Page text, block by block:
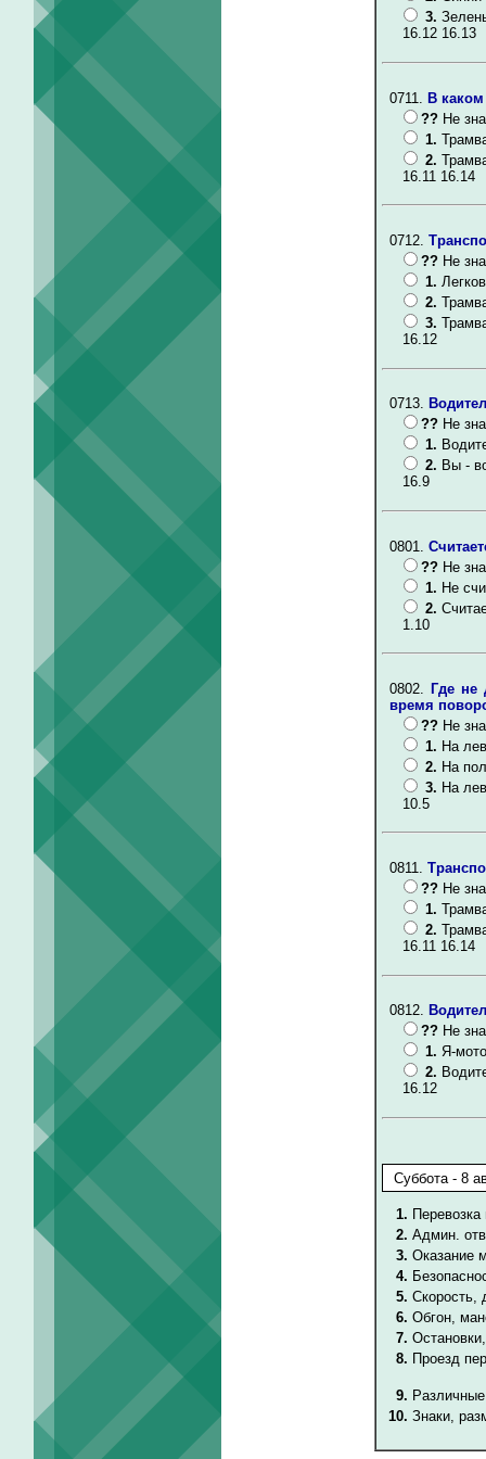
3.
16.12 16.13
0711. В каком
?? Не
1.
2.
16.11 16.14
0712.
?? Не
1.
2.
3.
16.12
0713.
?? Не
1.
2. Вы -
16.9
0801.
?? Не
1. Не
2.
1.10
0802.
Где не
время
?? Не
1. На
2. На
3. На
10.5
0811.
?? Не
1.
2.
16.11 16.14
0812.
?? Не
1. Я-
2.
16.12
1.
2. Админ.
3. Оказание
4.
5. Скорость,
6. Обгон,
7.
8. Проезд
9.
10. Знаки,